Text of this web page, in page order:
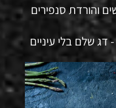
והורדת סנפירים
- דג שלם בלי עיניים